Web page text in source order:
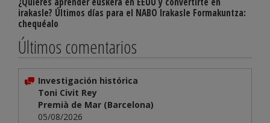
irakasle? Últimos días para el NABO Irakasle Formakuntza:
chequéalo
Últimos comentarios
Investigación histórica
Toni Civit Rey
Premià de Mar (Barcelona)
05/08/2026